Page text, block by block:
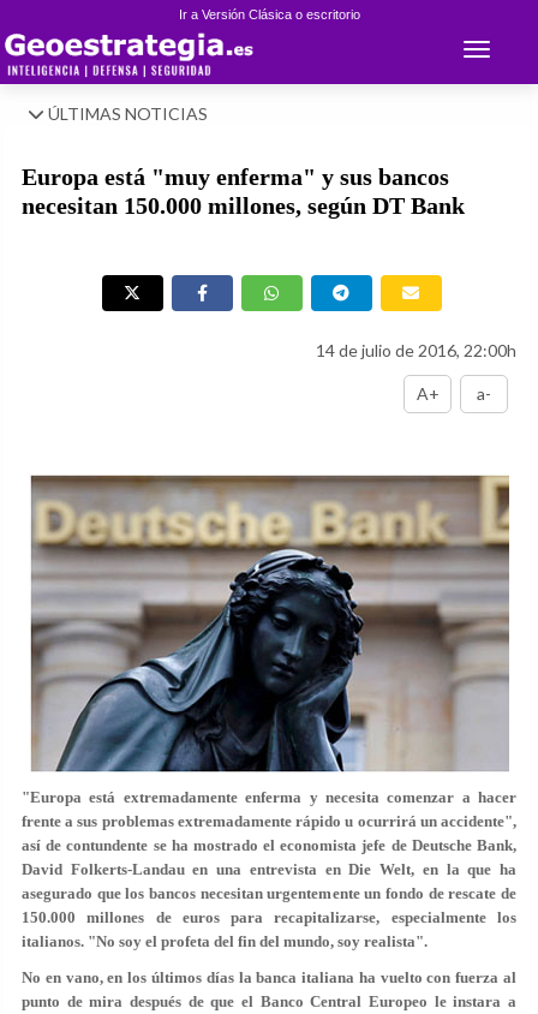
Ir a Versión Clásica o escritorio
Toggle
ÚLTIMAS NOTICIAS
Europa está "muy enferma" y sus bancos
necesitan 150.000 millones, según DT Bank
14 de julio de 2016, 22:00h
A+ a-
"Europa está extremadamente enferma y necesita comenzar a hacer
frente a sus problemas extremadamente rápido u ocurrirá un accidente",
así de contundente se ha mostrado el economista jefe de Deutsche Bank,
David Folkerts-Landauen una entrevista en Die Welt, en la que ha
asegurado que los bancos necesitan urgentemente un fondo de rescate de
150.000 millones de euros para recapitalizarse, especialmente los
italianos. "No soy el profeta del fin del mundo, soy realista".
No en vano, en los últimos días la banca italiana ha vuelto con fuerza al
punto de mira después de que el Banco Central Europeo le instara a